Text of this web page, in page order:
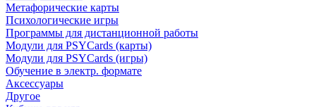
Метафорические карты
Психологические игры
Программы для дистанционной работы
Модули для PSYCards (карты)
Модули для PSYCards (игры)
Обучение в электр. формате
Аксессуары
Другое